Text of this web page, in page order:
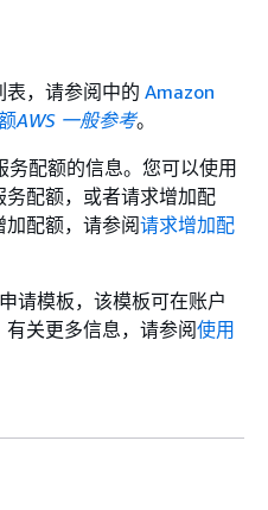
表，请参阅中的 Amazon
AWS 一般参考。
务配额的信息。您可以使用
配额，或者请求增加配
配额，请参阅请求增加配
请模板，该模板可在账户
关更多信息，请参阅使用